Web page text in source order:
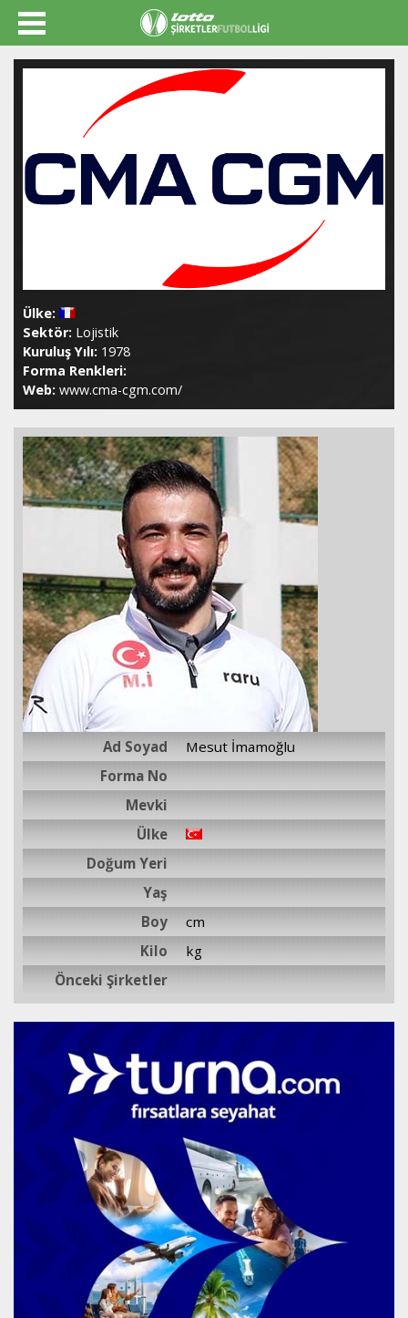
Ülke:
Sektör: Lojistik
Kuruluş Yılı: 1978
Forma Renkleri:
Web: www.cma-cgm.com/
Ad Soyad
Mesut İmamoğlu
Forma No
Mevki
Ülke
Doğum Yeri
Yaş
Boy
cm
Kilo
kg
Önceki Şirketler